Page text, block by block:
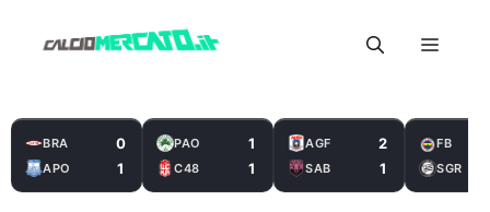
Menu
BRA 0
APO 1
PAO 1
C48 1
AGF 2
SAB 1
FB
SGR